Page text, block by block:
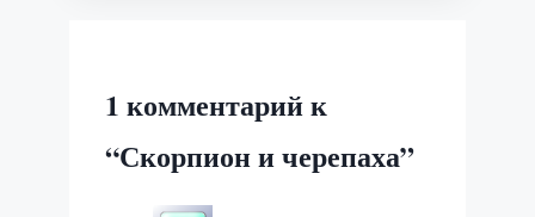
1 комментарий к
“Скорпион и черепаха”